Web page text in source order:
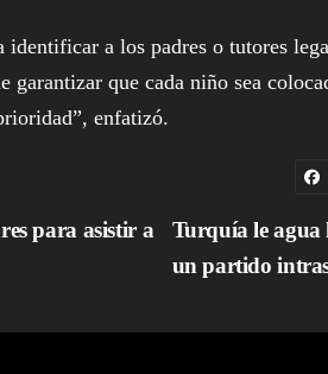
a los padres o tutores
garantizar que cada niño sea
enfatizó.
Turquía le agua
un partido
para asistir a